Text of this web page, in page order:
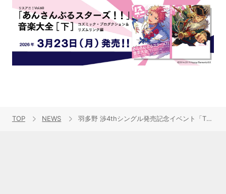
TOP NEWS 羽多野 渉4thシングル発売記念イベント「The Star Festival ―ハマとゆーたくとワタル―」公式レポート＆インタビューが到着！